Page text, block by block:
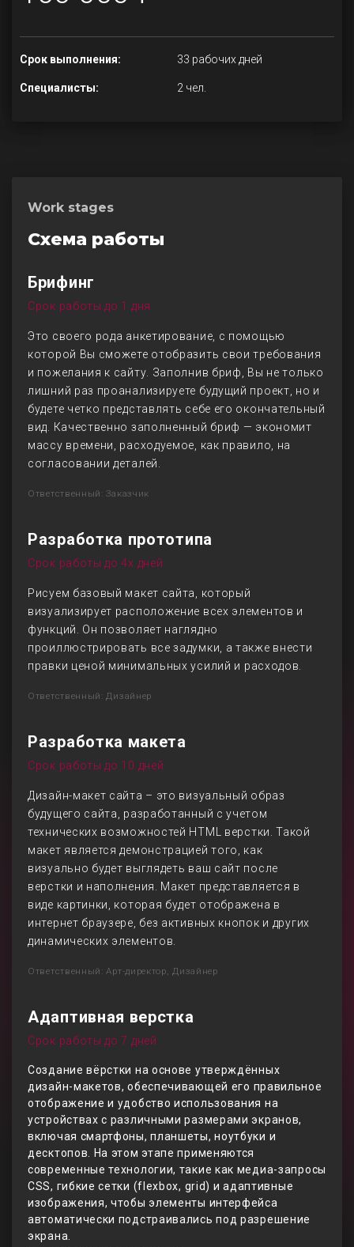
Срок выполнения: 33 рабочих дней
Специалисты: 2 чел.
Work stages
Схема работы
Брифинг
Срок работы до 1 дня
Это своего рода анкетирование, с помощью
которой Вы сможете отобразить свои требования
и пожелания к сайту. Заполнив бриф, Вы не только
лишний раз проанализируете будущий проект, но и
будете четко представлять себе его окончательный
вид. Качественно заполненный бриф — экономит
массу времени, расходуемое, как правило, на
согласовании деталей.
Ответственный: Заказчик
Разработка прототипа
Срок работы до 4х дней
Рисуем базовый макет сайта, который
визуализирует расположение всех элементов и
функций. Он позволяет наглядно
проиллюстрировать все задумки, а также внести
правки ценой минимальных усилий и расходов.
Ответственный: Дизайнер
Разработка макета
Срок работы до 10 дней
Дизайн-макет сайта – это визуальный образ
будущего сайта, разработанный с учетом
технических возможностей HTML верстки. Такой
макет является демонстрацией того, как
визуально будет выглядеть ваш сайт после
верстки и наполнения. Макет представляется в
виде картинки, которая будет отображена в
интернет браузере, без активных кнопок и других
динамических элементов.
Ответственный: Арт-директор, Дизайнер
Адаптивная верстка
Срок работы до 7 дней
Создание вёрстки на основе утверждённых
дизайн-макетов, обеспечивающей его правильное
отображение и удобство использования на
устройствах с различными размерами экранов,
включая смартфоны, планшеты, ноутбуки и
десктопов. На этом этапе применяются
современные технологии, такие как медиа-запросы
CSS, гибкие сетки (flexbox, grid) и адаптивные
изображения, чтобы элементы интерфейса
автоматически подстраивались под разрешение
экрана.